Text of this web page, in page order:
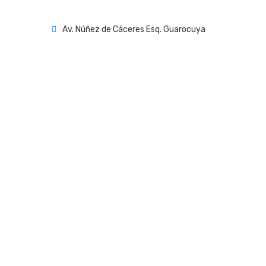
Av. Núñez de Cáceres Esq. Guarocuya